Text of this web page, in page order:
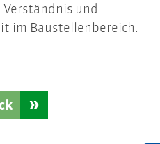
und
im Baustellenbereich.